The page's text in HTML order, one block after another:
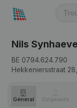
Nils Synhaeve
BE 0794.624.790
Hekkeniersstraat 28,
Général Dirigeants